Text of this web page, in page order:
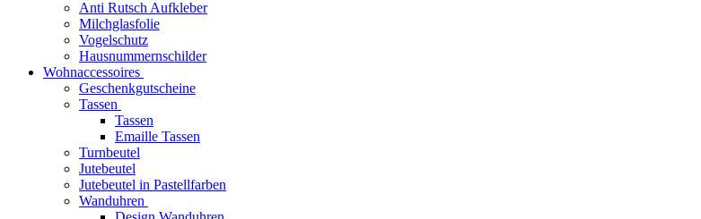
Anti Rutsch Aufkleber
Milchglasfolie
Vogelschutz
Hausnummernschilder
Wohnaccessoires
Geschenkgutscheine
Tassen
Tassen
Emaille Tassen
Turnbeutel
Jutebeutel
Jutebeutel in Pastellfarben
Wanduhren